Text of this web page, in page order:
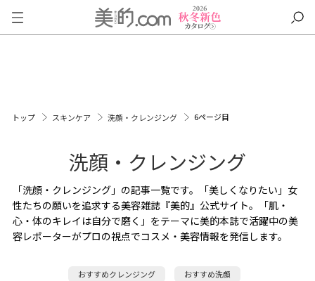
トップ スキンケア 洗顔・クレンジング 6ページ目
洗顔・クレンジング
「洗顔・クレンジング」の記事一覧です。「美しくなりたい」女
性たちの願いを追求する美容雑誌『美的』公式サイト。「肌・
心・体のキレイは自分で磨く」をテーマに美的本誌で活躍中の美
容レポーターがプロの視点でコスメ・美容情報を発信します。
おすすめクレンジング おすすめ洗顔